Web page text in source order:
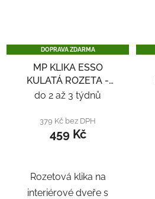
DOPRAVA ZDARMA
MP KLIKA ESSO
KULATÁ ROZETA -
NEREZ
do 2 až 3 týdnů
379 Kč bez DPH
459 Kč
Rozetová klika na
interiérové ​​dveře s